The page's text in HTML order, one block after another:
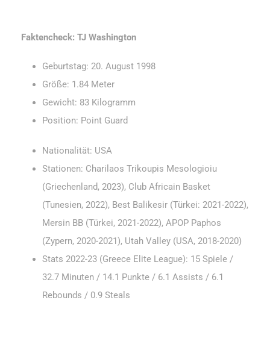
Faktencheck: TJ Washington
Geburtstag: 20. August 1998
Größe: 1.84 Meter
Gewicht: 83 Kilogramm
Position: Point Guard
Nationalität: USA
Stationen: Charilaos Trikoupis Mesologioiu
(Griechenland, 2023), Club Africain Basket
(Tunesien, 2022), Best Balikesir (Türkei: 2021-2022),
Mersin BB (Türkei, 2021-2022), APOP Paphos
(Zypern, 2020-2021), Utah Valley (USA, 2018-2020)
Stats 2022-23 (Greece Elite League): 15 Spiele /
32.7 Minuten / 14.1 Punkte / 6.1 Assists / 6.1
Rebounds / 0.9 Steals